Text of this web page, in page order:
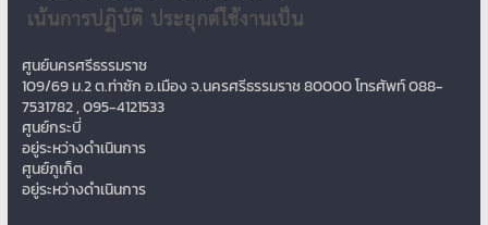
ศูนย์นครศรีธรรมราช
109/69 ม.2 ต.ท่าซัก อ.เมือง จ.นครศรีธรรมราช 80000 โทรศัพท์ 088-
7531782 , 095-4121533
ศูนย์กระบี่
อยู่ระหว่างดำเนินการ
ศูนย์ภูเก็ต
อยู่ระหว่างดำเนินการ